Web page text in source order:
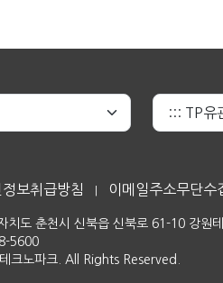
정보취급방침 이메일주소무단수
치도 춘천시 신북읍 신북로 61-10 강원
5600
크노파크. All Rights Reserved.